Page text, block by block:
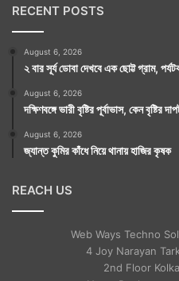
RECENT POSTS
August 6, 2026
২ বার সূর্য ডোবা দেখবে এক ছোট্ট গ্রাম,
August 6, 2026
দক্ষিণবঙ্গে ভারী বৃষ্টির পূর্বাভাস, কেন
August 6, 2026
জ্যান্ত কুমির কাঁধে নিয়ে থানায় হাজির কৃষক
REACH US
Web Ways Techno
4 Joy Narayan
2nd Floor